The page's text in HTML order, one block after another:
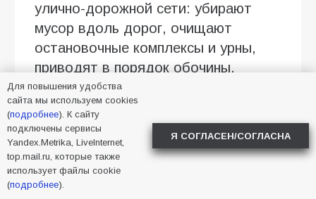
улично-дорожной сети: убирают
мусор вдоль дорог, очищают
остановочные комплексы и урны,
приводят в порядок обочины.
Работы продолжаются в разных
районах города
Фото УЖКХ
2026
Для повышения удобства
сайта мы используем cookies
(подробнее). К сайту
подключены сервисы
Yandex.Metrika, LiveInternet,
top.mail.ru, которые также
использует файлы cookie
(подробнее).
Я СОГЛАСЕН/СОГЛАСНА